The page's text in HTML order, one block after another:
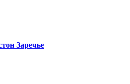
Заречье